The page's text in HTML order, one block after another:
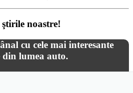
noastre!
cu cele mai interesante
din lumea auto.